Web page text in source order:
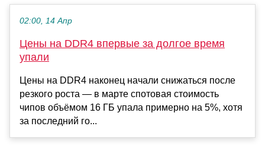
02:00, 14 Апр
Цены на DDR4 впервые за долгое время
упали
Цены на DDR4 наконец начали снижаться после
резкого роста — в марте спотовая стоимость
чипов объёмом 16 ГБ упала примерно на 5%, хотя
за последний го...